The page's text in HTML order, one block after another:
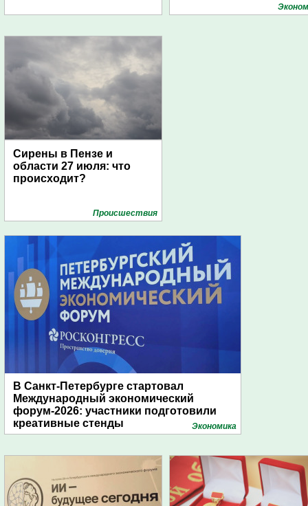
поселений с помощью
Сирены в Пензе и
области 27 июля: что
происходит?
Проиcшествия
В Санкт-Петербурге стартовал
Международный экономический
форум-2026: участники подготовили
креативные стенды
Экономика